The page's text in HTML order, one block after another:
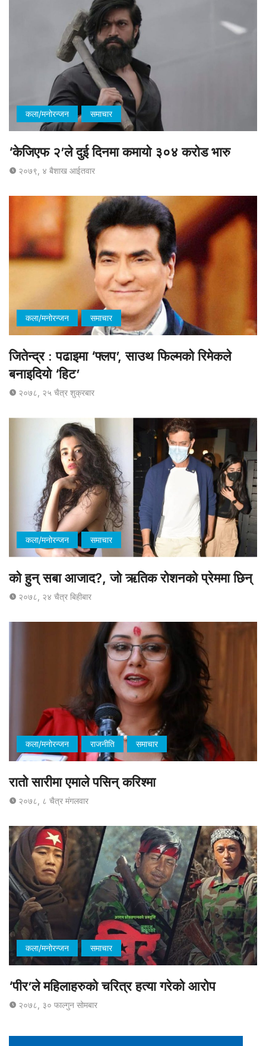
कला/मनोरन्जन समाचार
‘केजिएफ २’ले दुई दिनमा कमायो ३०४ करोड भारु
२०७९, ४ बैशाख आईतवार
कला/मनोरन्जन समाचार
जितेन्द्र : पढाइमा ‘फ्लप’, साउथ फिल्मको रिमेकले
बनाइदियो ‘हिट’
२०७८, २५ चैत्र शुक्रबार
कला/मनोरन्जन समाचार
को हुन् सबा आजाद?, जो ऋतिक रोशनको प्रेममा छिन्
२०७८, २४ चैत्र बिहीबार
कला/मनोरन्जन राजनीति समाचार
रातो सारीमा एमाले पसिन् करिश्मा
२०७८, ८ चैत्र मंगलवार
कला/मनोरन्जन समाचार
‘पीर’ले महिलाहरुको चरित्र हत्या गरेको आरोप
२०७८, ३० फाल्गुन सोमबार